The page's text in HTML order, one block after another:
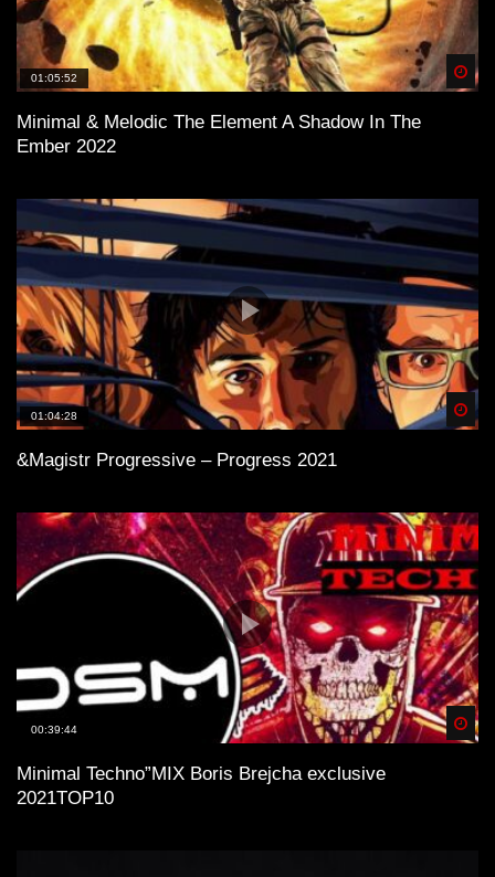
01:05:52
Minimal & Melodic The Element A Shadow In The
Ember 2022
01:04:28
&Magistr Progressive – Progress 2021
00:39:44
Minimal Technо”MIX Boris Brejcha exclusive
2021TOP10